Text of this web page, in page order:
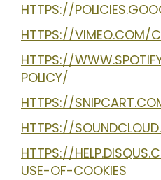
HTTPS://
HTTPS://VIMEO.COM/
HTTPS://
POLICY/
HTTPS://
HTTPS://
HTTPS://
USE-OF-COOKIES